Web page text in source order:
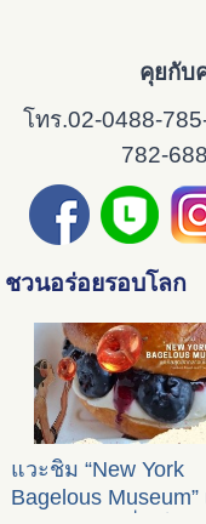
คุยกับ
โทร.02-0488-
782-
ชวนอร่อยรอบโลก
แวะชิม “New York
Bagelous Museum”